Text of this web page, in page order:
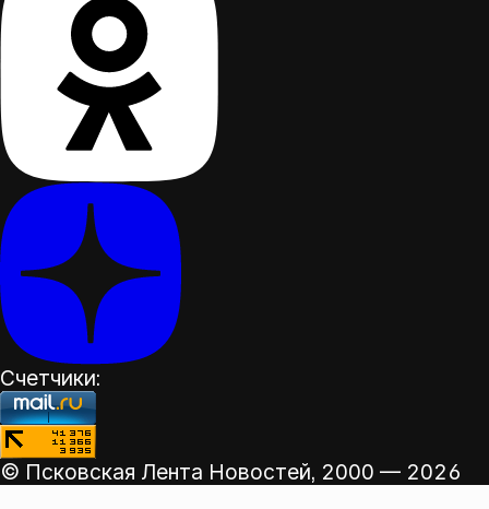
Счетчики:
© Псковская Лента Новостей, 2000 — 2026